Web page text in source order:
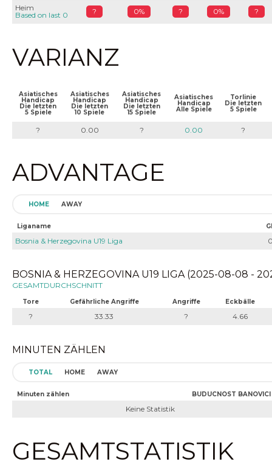
Heim
Based on last 0
? 0% ? 0% ?
VARIANZ
Asiatisches
Handicap
Die letzten
5 Spiele
Asiatisches
Handicap
Die letzten
10 Spiele
Asiatisches
Handicap
Die letzten
15 Spiele
Asiatisches
Handicap
Alle Spiele
Torlinie
Die letzten
5 Spiele
? 0.00 ? 0.00 ?
ADVANTAGE
HOME AWAY
Liganame
Bosnia & Herzegovina U19 Liga
BOSNIA & HERZEGOVINA U19 LIGA (2025-08-08 -
GESAMTDURCHSCHNITT
Tore Gefährliche Angriffe Angriffe Eckbälle
? 33.33 ? 4.66
MINUTEN ZÄHLEN
TOTAL HOME AWAY
Minuten zählen BUDUCNOST BANOVICI
Keine Statistik
GESAMTSTATISTIK